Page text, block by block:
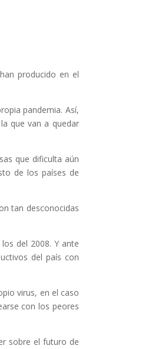
producido en el
pandemia. Así,
que van a quedar
que dificulta aún
de los países de
tan desconocidas
del 2008. Y ante
del país con
virus, en el caso
con los peores
sobre el futuro de